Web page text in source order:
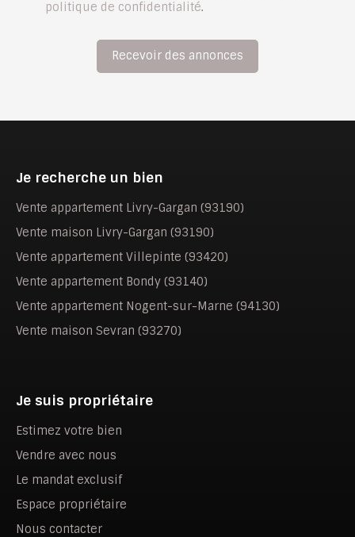
politique de confidentialité.
Recevoir des annonces
Je recherche un bien
Vente appartement Livry-Gargan (93190)
Vente maison Livry-Gargan (93190)
Vente appartement Villepinte (93420)
Vente appartement Bondy (93140)
Vente appartement Nogent-sur-Marne (94130)
Vente maison Sevran (93270)
Je suis propriétaire
Estimez votre bien
Vendre avec nous
Le mandat exclusif
Espace propriétaire
Nous contacter